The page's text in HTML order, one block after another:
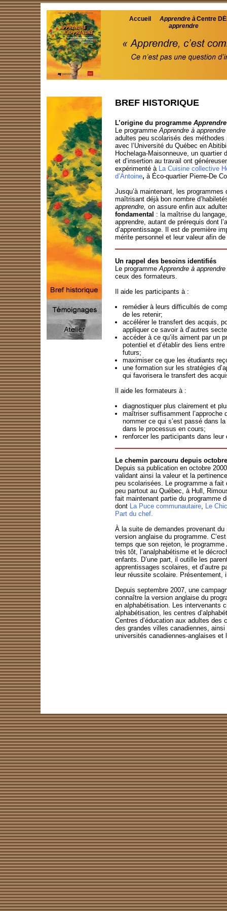
Accueil Centre
Apprendre à
apprendre
BREF HISTORIQUE
L’origine du programme
Le programmeApprendre à apprendre
adultes peu scolarisés des
avec l’Université du Québec en
Hochelaga-Maisonneuve, un quartier
et d’insertion au travail ont
expérimenté àLa Cuisine collective
d’Antoine, à Éco-quartier Pierre-De
Jusqu’à maintenant, les
maîtrisant déjà bon nombre
apprendre, on assure enfin aux
fondamental : la maîtrise du
apprendre, autant de prérequis dont
d’apprentissage. Il est de première
mérite personnel et leur valeur afin
Un rappel des besoins identifiés
Le programmeApprendre à apprendre
ceux des formateurs.
Il aide les participants à :
remédier à leurs difficultés de
de les retenir;
accélérer le transfert des acquis,
appliquer ce savoir à d’autres
accéder à ce qu’ils aiment par un
potentiel et d’établir des liens
futurs;
maximiser ce que les étudiants
une formation sur les stratégies
qui favorisera le transfert des
Il aide les formateurs à :
diagnostiquer plus clairement et
maîtriser suffisamment l’approche
nommer ce qui s’est passé dans
dans le processus en cours;
renforcer les participants dans leur
Le chemin parcouru depuis
Depuis sa publication en octobre
validant ainsi la valeur et la
peu scolarisées. Le programme a
peu partout au Québec, à Hull,
fait maintenant partie du programme
dont La Puce communautaire, Le
Part du chef.
À la suite de demandes provenant
version anglaise du programme.
temps que son rejeton, le programme
très tôt, l’analphabétisme et le
enfants. D’une part, il outille les
apprentissages scolaires, et d’autre
leur réussite scolaire. Présentement,
Depuis septembre 2007, une
connaître la version anglaise du
en alphabétisation. Les intervenants
alphabétisation, les centres
Centres d’éducation aux adultes
des grandes villes canadiennes,
universités canadiennes-anglaises et